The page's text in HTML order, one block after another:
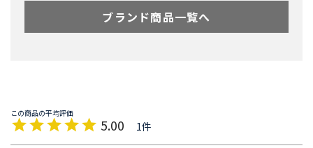
ブランド商品一覧へ
5.00 1